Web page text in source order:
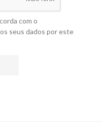
com o
seus dados por este